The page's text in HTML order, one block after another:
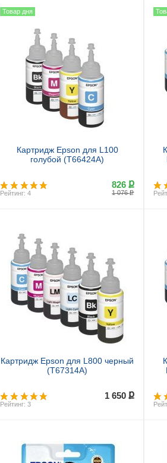
Купить
Товар дня
Картридж Epson для L100
голубой (T66424A)
Рейтинг: 4
826ք
1 076ք
Купить
Картридж Epson для L800 черный
(T67314A)
Рейтинг: 3
1 650ք
Купить